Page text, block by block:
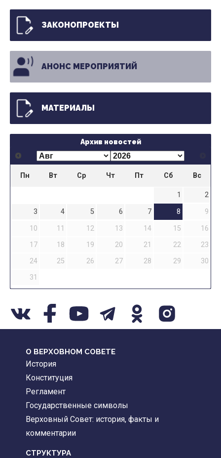
ЗАКОНОПРОЕКТЫ
АНОНС МЕРОПРИЯТИЙ
МАТЕРИАЛЫ
Архив новостей
Пн Вт Ср Чт Пт Сб Вс
1
2
3
4 5 6 7 8
9
10
11 12 13 14 15
16
17
18 19 20 21 22
23
24
25 26 27 28 29
30
31
О ВЕРХОВНОМ СОВЕТЕ
История
Конституция
Регламент
Государственные символы
Верховный Совет: история, факты и
комментарии
CТРУКТУРА